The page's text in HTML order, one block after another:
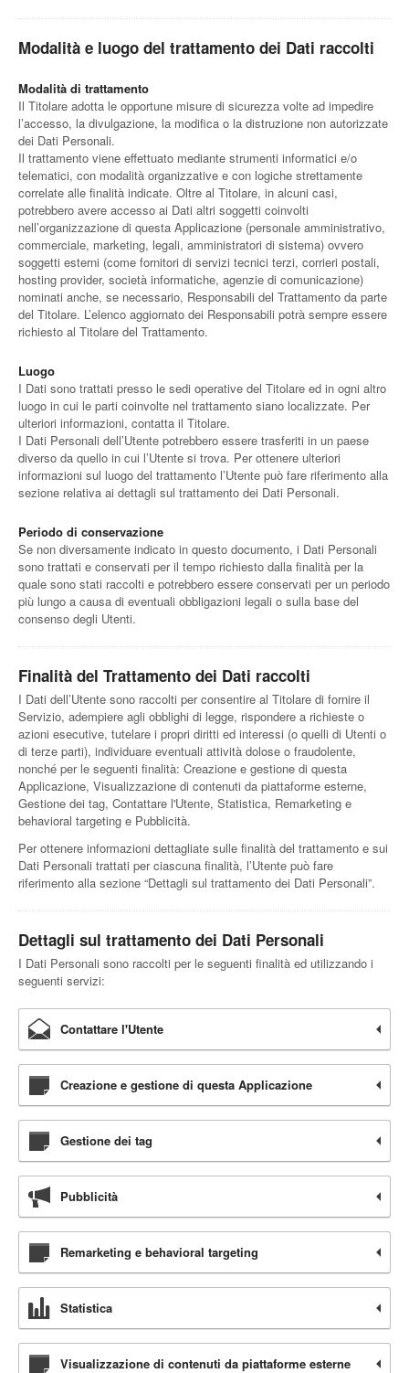
Modalità e luogo del trattamento dei Dati raccolti
Modalità di trattamento
Il Titolare adotta le opportune misure di sicurezza volte ad impedire
l’accesso, la divulgazione, la modifica o la distruzione non autorizzate
dei Dati Personali.
Il trattamento viene effettuato mediante strumenti informatici e/o
telematici, con modalità organizzative e con logiche strettamente
correlate alle finalità indicate. Oltre al Titolare, in alcuni casi,
potrebbero avere accesso ai Dati altri soggetti coinvolti
nell’organizzazione di questa Applicazione (personale amministrativo,
commerciale, marketing, legali, amministratori di sistema) ovvero
soggetti esterni (come fornitori di servizi tecnici terzi, corrieri postali,
hosting provider, società informatiche, agenzie di comunicazione)
nominati anche, se necessario, Responsabili del Trattamento da parte
del Titolare. L’elenco aggiornato dei Responsabili potrà sempre essere
richiesto al Titolare del Trattamento.
Luogo
I Dati sono trattati presso le sedi operative del Titolare ed in ogni altro
luogo in cui le parti coinvolte nel trattamento siano localizzate. Per
ulteriori informazioni, contatta il Titolare.
I Dati Personali dell’Utente potrebbero essere trasferiti in un paese
diverso da quello in cui l’Utente si trova. Per ottenere ulteriori
informazioni sul luogo del trattamento l’Utente può fare riferimento alla
sezione relativa ai dettagli sul trattamento dei Dati Personali.
Periodo di conservazione
Se non diversamente indicato in questo documento, i Dati Personali
sono trattati e conservati per il tempo richiesto dalla finalità per la
quale sono stati raccolti e potrebbero essere conservati per un periodo
più lungo a causa di eventuali obbligazioni legali o sulla base del
consenso degli Utenti.
Finalità del Trattamento dei Dati raccolti
I Dati dell’Utente sono raccolti per consentire al Titolare di fornire il
Servizio, adempiere agli obblighi di legge, rispondere a richieste o
azioni esecutive, tutelare i propri diritti ed interessi (o quelli di Utenti o
di terze parti), individuare eventuali attività dolose o fraudolente,
nonché per le seguenti finalità: Creazione e gestione di questa
Applicazione, Visualizzazione di contenuti da piattaforme esterne,
Gestione dei tag, Contattare l'Utente, Statistica, Remarketing e
behavioral targeting e Pubblicità.
Per ottenere informazioni dettagliate sulle finalità del trattamento e sui
Dati Personali trattati per ciascuna finalità, l’Utente può fare
riferimento alla sezione “Dettagli sul trattamento dei Dati Personali”.
Dettagli sul trattamento dei Dati Personali
I Dati Personali sono raccolti per le seguenti finalità ed utilizzando i
seguenti servizi:
Contattare l'Utente
Creazione e gestione di questa Applicazione
Gestione dei tag
Pubblicità
Remarketing e behavioral targeting
Statistica
Visualizzazione di contenuti da piattaforme esterne